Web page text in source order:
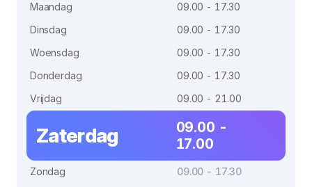
Maandag
09.00 - 17.30
Dinsdag
09.00 - 17.30
Woensdag
09.00 - 17.30
Donderdag
09.00 - 17.30
Vrijdag
09.00 - 21.00
Zaterdag
09.00 -
17.00
Zondag 09.00 - 17.30